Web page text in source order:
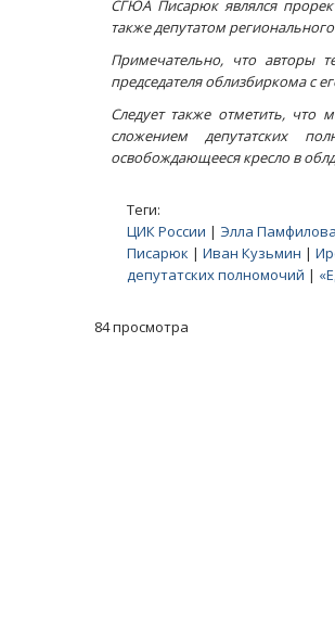
СГЮА Писарюк являлся
также депутатом
Примечательно, что авторы
председателя облизбиркома с
Следует также отметить, что
сложением депутатских
освобождающееся кресло в
Теги:
ЦИК России | Элла Памфилова
Писарюк | Иван Кузьмин |
депутатских полномочий |
84 просмотра